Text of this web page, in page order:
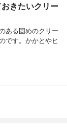
きたいクリー
ある固めのクリー
です。かかとやヒ